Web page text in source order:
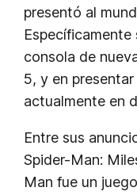
presentó al
consola de
5, y en
actualmente en
Entre sus
Spider-Man:
Man fue un